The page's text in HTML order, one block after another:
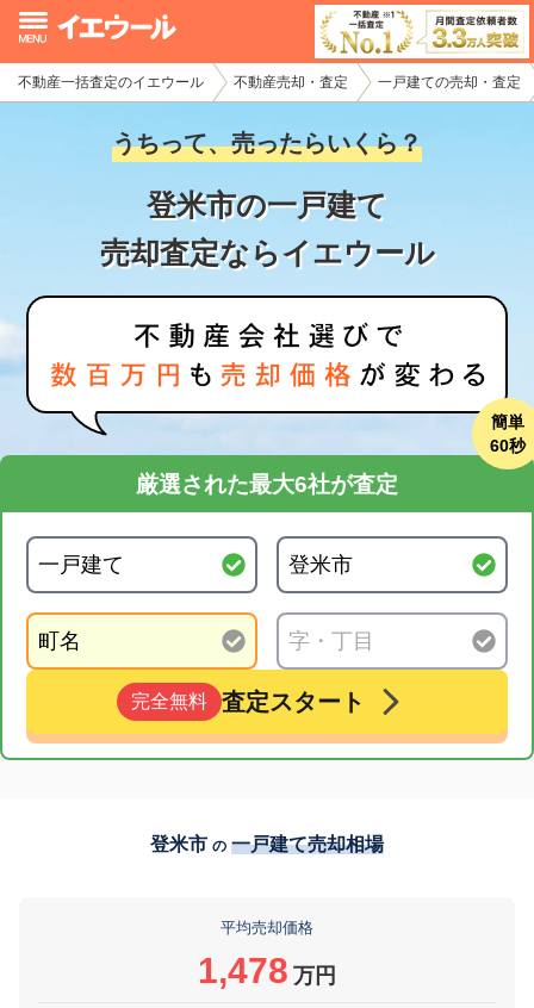
不動産一括査定のイエウール 不動産売却・査定 一戸建ての売却・査定
うちって、売ったらいくら？
登米市の一戸建て
売却査定ならイエウール
簡単
60秒
厳選された最大6社が査定
完全無料 査定スタート
登米市 の 一戸建て売却相場
平均売却価格
1,478 万円
イエウール加盟希望の不動産会社様
初めての方へ
不動産売却の流れ
不動産の売却・一括査定
家査定シミュレーター
お問い合わせ